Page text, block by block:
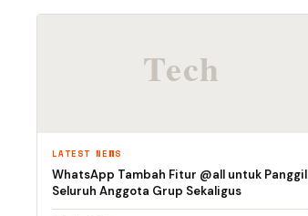
LATEST NEWS
WhatsApp Tambah Fitur @all untuk Panggil
Seluruh Anggota Grup Sekaligus